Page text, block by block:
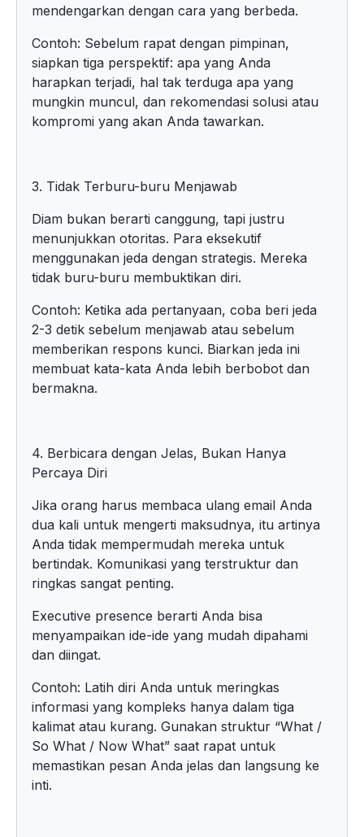
mendengarkan dengan cara yang berbeda.
Contoh: Sebelum rapat dengan pimpinan,
siapkan tiga perspektif: apa yang Anda
harapkan terjadi, hal tak terduga apa yang
mungkin muncul, dan rekomendasi solusi atau
kompromi yang akan Anda tawarkan.
3. Tidak Terburu-buru Menjawab
Diam bukan berarti canggung, tapi justru
menunjukkan otoritas. Para eksekutif
menggunakan jeda dengan strategis. Mereka
tidak buru-buru membuktikan diri.
Contoh: Ketika ada pertanyaan, coba beri jeda
2-3 detik sebelum menjawab atau sebelum
memberikan respons kunci. Biarkan jeda ini
membuat kata-kata Anda lebih berbobot dan
bermakna.
4. Berbicara dengan Jelas, Bukan Hanya
Percaya Diri
Jika orang harus membaca ulang email Anda
dua kali untuk mengerti maksudnya, itu artinya
Anda tidak mempermudah mereka untuk
bertindak. Komunikasi yang terstruktur dan
ringkas sangat penting.
Executive presence berarti Anda bisa
menyampaikan ide-ide yang mudah dipahami
dan diingat.
Contoh: Latih diri Anda untuk meringkas
informasi yang kompleks hanya dalam tiga
kalimat atau kurang. Gunakan struktur “What /
So What / Now What” saat rapat untuk
memastikan pesan Anda jelas dan langsung ke
inti.